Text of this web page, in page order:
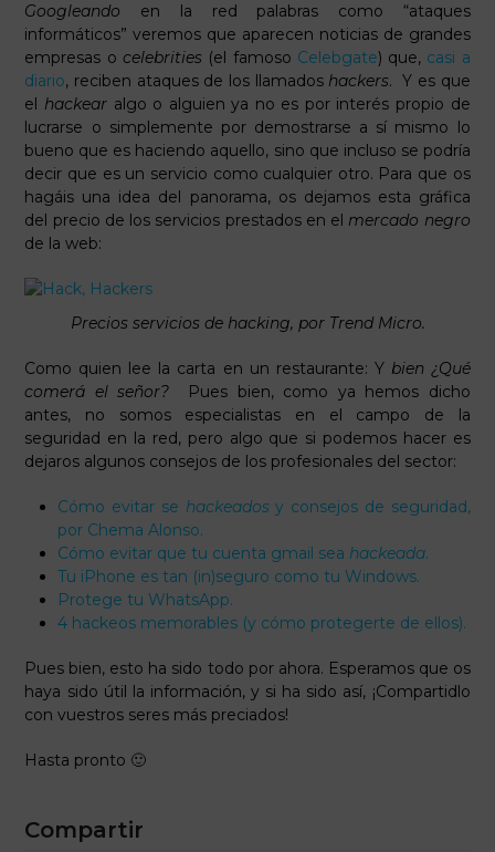
Googleando en la red palabras como “ataques
informáticos” veremos que aparecen noticias de grandes
empresas o celebrities (el famoso Celebgate) que, casi a
diario, reciben ataques de los llamados hackers. Y es que
el hackearalgo o alguien ya no es por interés propio de
lucrarse o simplemente por demostrarse a sí mismo lo
bueno que es haciendo aquello, sino que incluso se podría
decir que es un servicio como cualquier otro. Para que os
hagáis una idea del panorama, os dejamos esta gráfica
del precio de los servicios prestados en el mercado negro
de la web:
Precios servicios de hacking, por Trend Micro.
Como quien lee la carta en un restaurante: Ybien ¿Qué
comerá el señor? Pues bien, como ya hemos dicho
antes, no somos especialistas en el campo de la
seguridad en la red, pero algo que si podemos hacer es
dejaros algunos consejos de los profesionales del sector:
Cómo evitar se hackeados y consejos de seguridad,
por Chema Alonso.
Cómo evitar que tu cuenta gmail sea hackeada.
Tu iPhone es tan (in)seguro como tu Windows.
Protege tu WhatsApp.
4 hackeos memorables (y cómo protegerte de ellos).
Pues bien, esto ha sido todo por ahora. Esperamos que os
haya sido útil la información, y si ha sido así, ¡Compartidlo
con vuestros seres más preciados!
Hasta pronto 🙂
Compartir